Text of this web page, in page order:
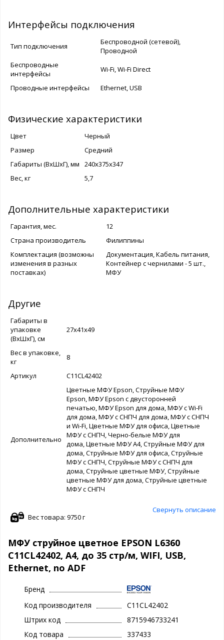
Интерфейсы подключения
Тип подключения
Беспроводной (сетевой),
Проводной
Беспроводные
интерфейсы
Wi-Fi, Wi-Fi Direct
Проводные интерфейсы Ethernet, USB
Физические характеристики
Цвет
Черный
Размер
Средний
Габариты (ВхШхГ), мм
240х375х347
Вес, кг
5,7
Дополнительные характеристики
Гарантия, мес.
12
Страна производитель
Филиппины
Комплектация (возможны
изменения в разных
поставках)
Документация, Кабель питания,
Контейнер с чернилами - 5 шт.,
МФУ
Другие
Габариты в
упаковке
(ВхШхГ), см
27x41x49
Вес в упаковке,
кг
8
Артикул C11CL42402
Дополнительно
Цветные МФУ Epson, Струйные МФУ
Epson, МФУ Epson с двусторонней
печатью, МФУ Epson для дома, МФУ с Wi-Fi
для дома, МФУ с СНПЧ для дома, МФУ с СНПЧ
и Wi-Fi, Цветные МФУ для офиса, Цветные
МФУ с СНПЧ, Черно-белые МФУ для
дома, Цветные МФУ А4, Струйные МФУ для
дома, Струйные МФУ для офиса, Струйные
МФУ с СНПЧ, Струйные МФУ с СНПЧ для
дома, Струйные цветные МФУ, Струйные
цветные МФУ для дома, Струйные цветные
МФУ с СНПЧ
Свернуть описание
Вес товара: 9750 г
МФУ струйное цветное EPSON L6360
C11CL42402, А4, до 35 стр/м, WIFI, USB,
Ethernet, no ADF
Бренд
Код производителя
C11CL42402
Штрих код
8715946733241
Код товара
337433